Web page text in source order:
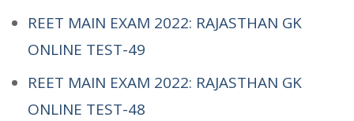
REET MAIN EXAM 2022: RAJASTHAN GK
ONLINE TEST-49
REET MAIN EXAM 2022: RAJASTHAN GK
ONLINE TEST-48